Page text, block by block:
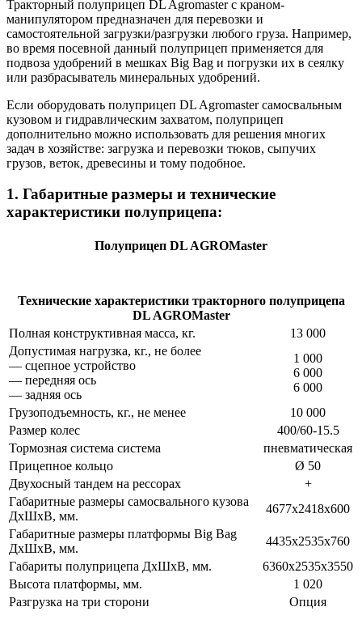
Тракторный полуприцеп DL Agromaster с краном-
манипулятором предназначен для перевозки и
самостоятельной загрузки/разгрузки любого груза. Например,
во время посевной данный полуприцеп применяется для
подвоза удобрений в мешках Big Bag и погрузки их в сеялку
или разбрасыватель минеральных удобрений.
Если оборудовать полуприцеп DL Agromaster самосвальным
кузовом и гидравлическим захватом, полуприцеп
дополнительно можно использовать для решения многих
задач в хозяйстве: загрузка и перевозки тюков, сыпучих
грузов, веток, древесины и тому подобное.
1. Габаритные размеры и технические
характеристики полуприцепа:
Полуприцеп DL AGROMaster
Технические характеристики тракторного полуприцепа
DL AGROMaster
Полная конструктивная масса, кг.
13 000
Допустимая нагрузка, кг., не более
— сцепное устройство
— передняя ось
— задняя ось
1 000
6 000
6 000
Грузоподъемность, кг., не менее
10 000
Размер колес
400/60-15.5
Тормозная система система
пневматическая
Прицепное кольцо
Ø 50
Двухосный тандем на рессорах
+
Габаритные размеры самосвального кузова
ДхШхВ, мм.
4677х2418х600
Габаритные размеры платформы Big Bag
ДхШхВ, мм.
4435х2535х760
Габариты полуприцепа ДхШхВ, мм.
6360х2535х3550
Высота платформы, мм.
1 020
Разгрузка на три сторони
Опция